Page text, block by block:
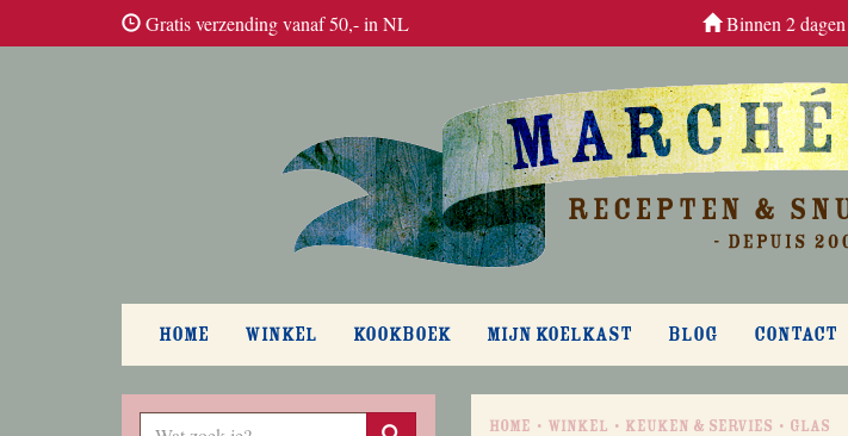
Gratis verzending vanaf 50,- in NL Binnen 2
HOME WINKEL KOOKBOEK MIJN KOELKAST BLOG CONTACT
Home Winkel Keuken & Servies Glas